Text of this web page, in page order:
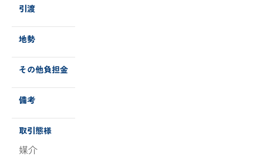
引渡
地勢
その他負担金
備考
取引態様
媒介